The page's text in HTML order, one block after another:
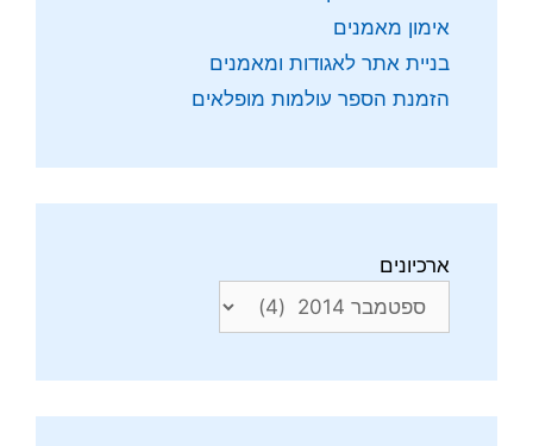
אימון מאמנים
בניית אתר לאגודות ומאמנים
הזמנת הספר עולמות מופלאים
ארכיונים